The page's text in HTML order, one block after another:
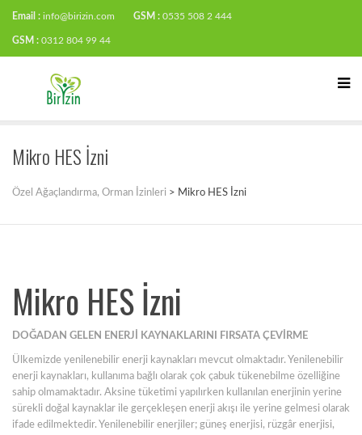
Email : info@birizin.com GSM : 0535 508 2 444
GSM : 0312 804 99 44
Mikro HES İzni
Özel Ağaçlandırma, Orman İzinleri > Mikro HES İzni
Mikro HES İzni
DOĞADAN GELEN ENERJİ KAYNAKLARINI FIRSATA ÇEVİRME
Ülkemizde yenilenebilir enerji kaynakları mevcut olmaktadır. Yenilenebilir
enerji kaynakları, kullanıma bağlı olarak çok çabuk tükenebilme özelliğine
sahip olmamaktadır. Aksine tüketimi yapılırken kullanılan enerjinin yerine
sürekli doğal kaynaklar ile gerçekleşen enerji akışı ile yerine gelmesi olarak
ifade edilmektedir. Yenilenebilir enerjiler; güneş enerjisi, rüzgâr enerjisi,